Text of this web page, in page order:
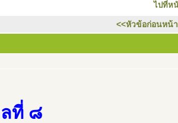
ไปที่ห
<<หัวข้อก่อนหน้า
ที่ ๘